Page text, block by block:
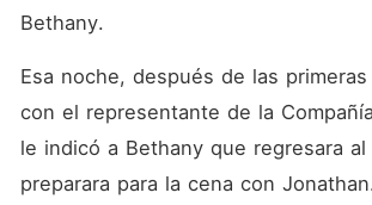
Bethany.
Esa noche, después de las
con el representante de la
le indicó a Bethany que regresara
preparara para la cena con